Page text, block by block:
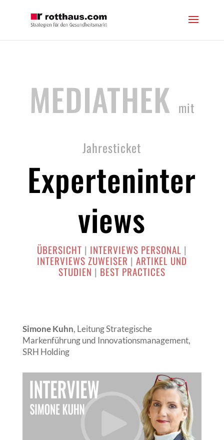
MEDIATHEK mit
Jahresticket
Experteninter
views
ÜBERSICHT | INTERVIEWS PERSONAL |
INTERVIEWS ZUWEISER | ARTIKEL UND
STUDIEN | BEST PRACTICES
Simone Kuhn, Leitung Strategische
Markenführung und Innovationsmanagement,
SRH Holding